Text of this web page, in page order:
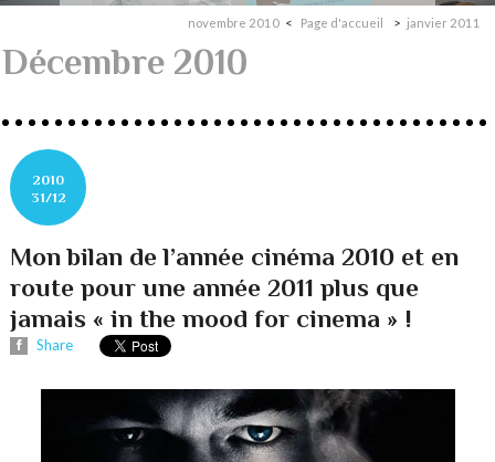
novembre 2010 Page d'accueil janvier 2011
Décembre 2010
2010
31/12
Mon bilan de l’année cinéma 2010 et en
route pour une année 2011 plus que
jamais « in the mood for cinema » !
Share